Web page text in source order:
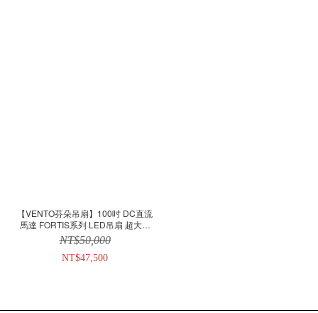
【VENTO芬朵吊扇】100吋 DC直流
馬達 FORTIS系列 LED吊扇 超大吊
扇(霧黑/霧白)
NT$50,000
NT$47,500